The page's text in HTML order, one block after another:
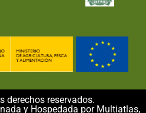
derechos reservados.
y Hospedada por Multiatlas,